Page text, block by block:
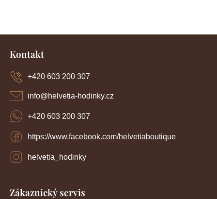
ý
k
n
Z
Kontakt
info@helvetia-hodinky.cz
+420 603 200 307
https://www.facebook.com/helvetiaboutique
helvetia_hodinky
+420 603 200 307
Zákaznický servis